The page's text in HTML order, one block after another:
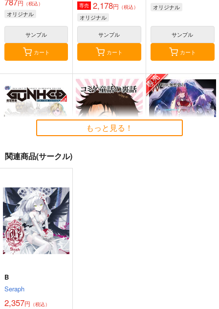
円 （税込）
オリジナル
サンプル
カート
専売 2,178円 （税込）
オリジナル
サンプル
カート
オリジナル
サンプル
カート
ディション「ガンヘッ
ド」上巻
太陽系旅団
4,235円（税込）
オリジナル
ガンヘッド
ニム
ブルックリン
サンプル
もっと見る！
関連商品(サークル)
B
Seraph
2,357円 （税込）